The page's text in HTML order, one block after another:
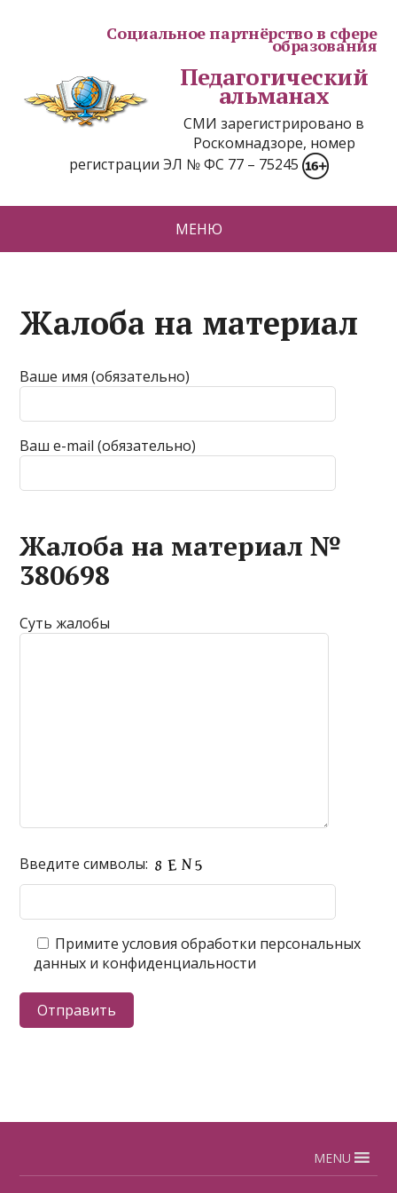
Социальное партнёрство в сфере
образования
Педагогический
альманах
СМИ зарегистрировано в
Роскомнадзоре, номер
регистрации ЭЛ № ФС 77 – 75245
МЕНЮ
Жалоба на материал
Ваше имя (обязательно)
Ваш e-mail (обязательно)
Жалоба на материал №
380698
Суть жалобы
Введите символы:
Примите условия обработки персональных
данных и конфиденциальности
MENU